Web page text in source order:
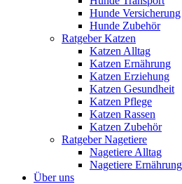
Hunde Versicherung
Hunde Zubehör
Ratgeber Katzen
Katzen Alltag
Katzen Ernährung
Katzen Erziehung
Katzen Gesundheit
Katzen Pflege
Katzen Rassen
Katzen Zubehör
Ratgeber Nagetiere
Nagetiere Alltag
Nagetiere Ernährung
Über uns